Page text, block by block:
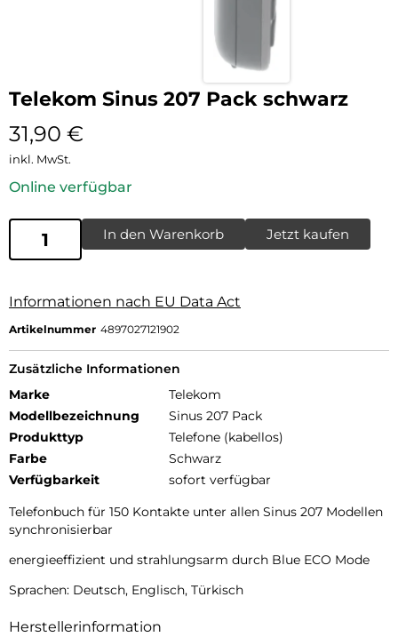
Telekom Sinus 207 Pack schwarz
31,90 €
inkl. MwSt.
Online verfügbar
In den Warenkorb Jetzt kaufen
Informationen nach EU Data Act
Artikelnummer 4897027121902
Zusätzliche Informationen
Marke
Telekom
Modellbezeichnung
Sinus 207 Pack
Produkttyp
Telefone (kabellos)
Farbe
Schwarz
Verfügbarkeit
sofort verfügbar
Telefonbuch für 150 Kontakte unter allen Sinus 207 Modellen
synchronisierbar
energieeffizient und strahlungsarm durch Blue ECO Mode
Sprachen: Deutsch, Englisch, Türkisch
Herstellerinformation